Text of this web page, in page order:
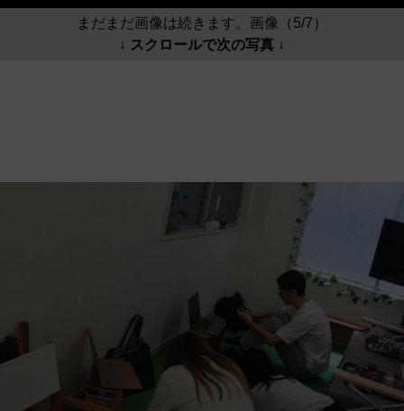
まだまだ画像は続きます。画像（5/7）
↓ スクロールで次の写真 ↓